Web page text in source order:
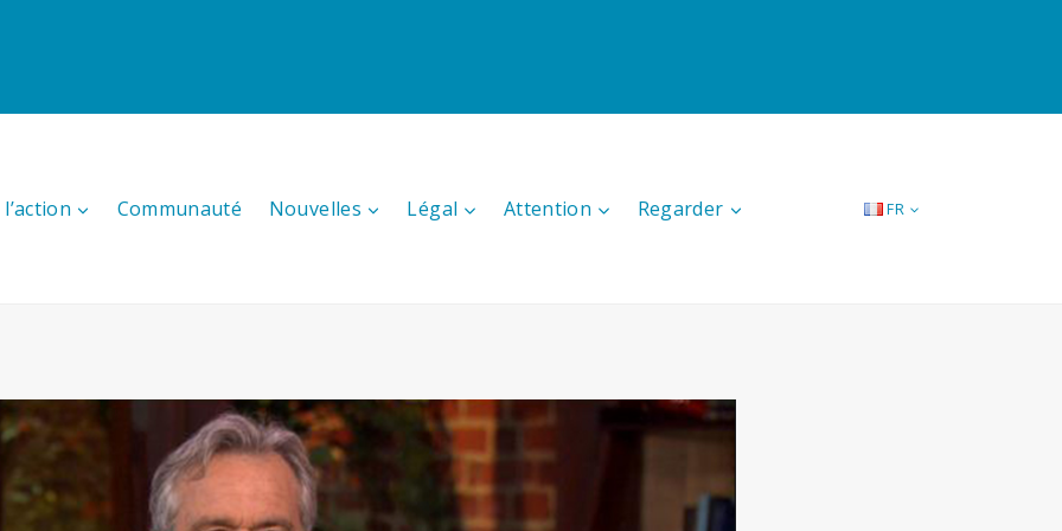
Communauté Nouvelles Légal Attention Regarder FR